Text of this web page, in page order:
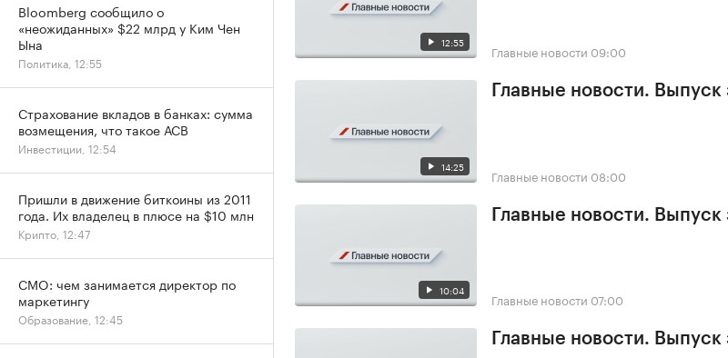
12:55 Главные новости 09:00
14:25
Главные новости.
Главные новости 08:00
10:04
Главные новости.
Главные новости 07:00
Главные новости.
Bloomberg сообщило о
«неожиданных» $22 млрд у Ким Чен
Ына
Политика, 12:55
Страхование вкладов в банках: сумма
возмещения, что такое АСВ
Инвестиции, 12:54
Пришли в движение биткоины из 2011
года. Их владелец в плюсе на $10 млн
Крипто, 12:47
CMO: чем занимается директор по
маркетингу
Образование, 12:45